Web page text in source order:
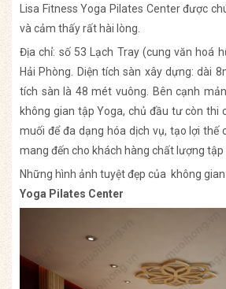
Lisa Fitness Yoga Pilates Center được
và cảm thấy rất hài lòng.
Địa chỉ: số 53 Lạch Tray (cung văn hoá
Hải Phòng. Diện tích sàn xây dựng: dài
tích sàn là 48 mét vuông. Bên cạnh
không gian tập Yoga, chủ đầu tư còn thi
muối để đa dạng hóa dịch vụ, tạo lợi thế
mang đến cho khách hàng chất lượng tập
Những hình ảnh tuyệt đẹp của không
Yoga Pilates Center